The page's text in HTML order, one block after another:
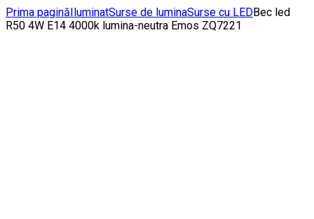
Prima paginăIluminatSurse de luminaSurse cu LEDBec led
R50 4W E14 4000k lumina-neutra Emos ZQ7221